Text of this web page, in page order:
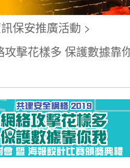
保安推廣活動
擊花樣多 保護數據靠